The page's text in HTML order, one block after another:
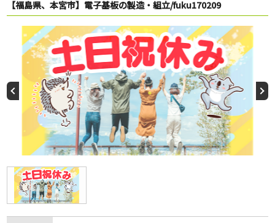
【福島県、本宮市】電子基板の製造・組立/fuku170209